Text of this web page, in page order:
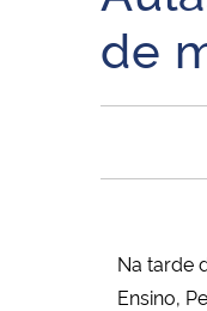
de
Na tarde
Ensino,